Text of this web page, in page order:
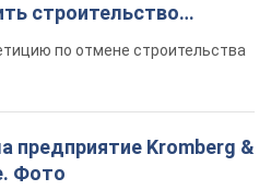
строительство
верующего"
по отмене строительства
предприятие Kromberg &
Фото